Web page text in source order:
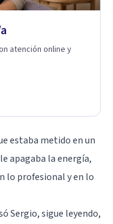
atención online y
estaba metido en un
apagaba la energía,
lo profesional y en lo
Sergio, sigue leyendo,